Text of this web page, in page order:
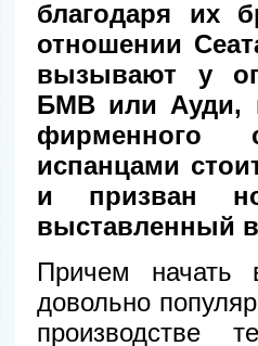
благодаря их
отношении
вызывают у
БМВ или Ауди,
фирменного
испанцами
и призван
выставленный
Причем начать
довольно
производстве